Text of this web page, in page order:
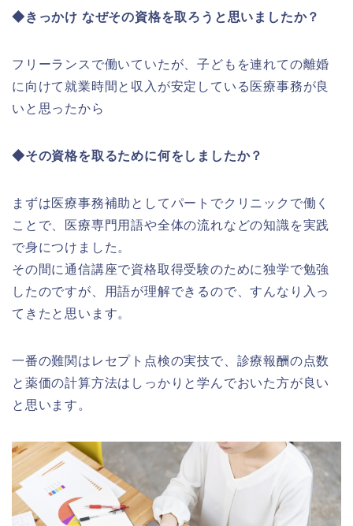
◆きっかけ なぜその資格を取ろうと思いましたか？
フリーランスで働いていたが、子どもを連れての離婚
に向けて就業時間と収入が安定している医療事務が良
いと思ったから
◆その資格を取るために何をしましたか？
まずは医療事務補助としてパートでクリニックで働く
ことで、医療専門用語や全体の流れなどの知識を実践
で身につけました。
その間に通信講座で資格取得受験のために独学で勉強
したのですが、用語が理解できるので、すんなり入っ
てきたと思います。
一番の難関はレセプト点検の実技で、診療報酬の点数
と薬価の計算方法はしっかりと学んでおいた方が良い
と思います。